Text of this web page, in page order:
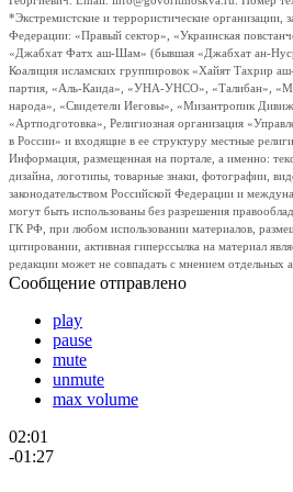
*Экстремистские и террористические организации,
Федерации: «Правый сектор», «Украинская
«Джабхат Фатх аш-Шам» (бывшая «Джабхат ан-
Коалиция исламских группировок «Хайят Тахрир
партия, «Аль-Каида», «УНА-УНСО», «Талибан»,
народа», «Свидетели Иеговы», «Мизантропик
«Артподготовка», Религиозная организация
в России» и входящие в ее структуру местные
Информация, размещенная на портале, а именно:
дизайна, логотипы, товарные знаки, фотографии,
законодательством Российской Федерации и
могут быть использованы без разрешения
ГК РФ, при любом использовании материалов,
цитировании, активная гиперссылка на материал
редакции может не совпадать с мнением отдельных
Сообщение отправлено
play
pause
mute
unmute
max volume
02:01
-01:27